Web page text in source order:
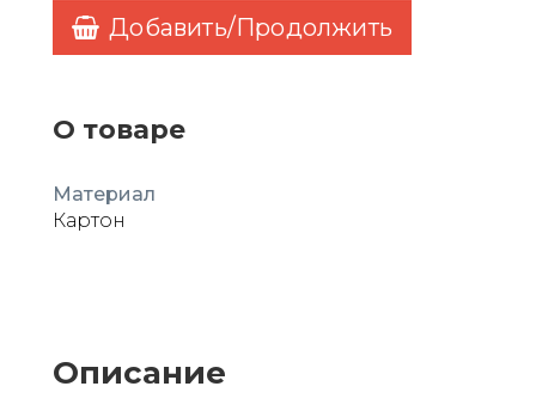
Добавить/Продолжить
О товаре
Материал
Картон
Описание